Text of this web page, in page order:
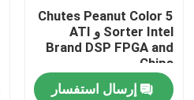
الصفحة الرئيسية
5 Chutes Peanut Color
Sorter Intel و ATI
Brand DSP FPGA and
Chips
إرسال استفسار